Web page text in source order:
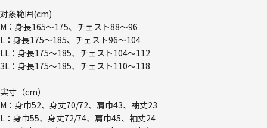
対象範囲(cm)
M：身長165～175、チェスト88～96
L：身長175～185、チェスト96～104
LL：身長175～185、チェスト104～112
3L：身長175～185、チェスト110～118
実寸（cm）
M：身巾52、身丈70/72、肩巾43、袖丈23
L：身巾55、身丈72/74、肩巾45、袖丈24